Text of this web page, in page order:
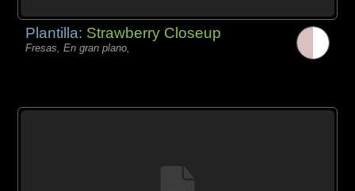
Plantilla: Strawberry Closeup
Fresas, En gran plano,